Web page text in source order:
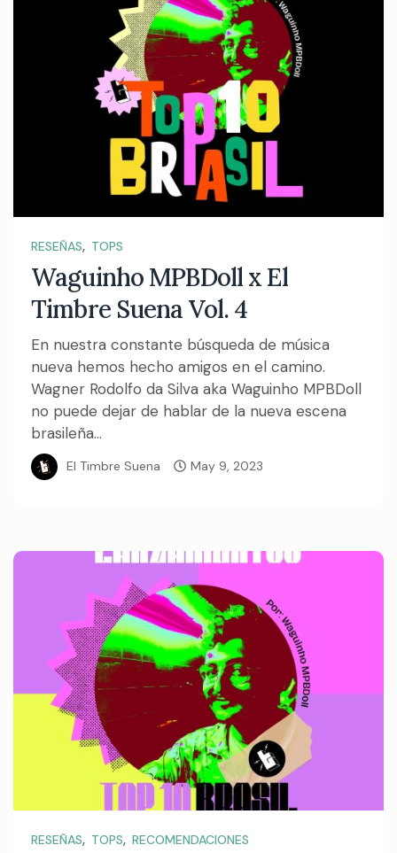
RESEÑAS, TOPS
Waguinho MPBDoll x El
Timbre Suena Vol. 4
En nuestra constante búsqueda de música
nueva hemos hecho amigos en el camino.
Wagner Rodolfo da Silva aka Waguinho MPBDoll
no puede dejar de hablar de la nueva escena
brasileña...
El Timbre Suena May 9, 2023
RESEÑAS, TOPS, RECOMENDACIONES